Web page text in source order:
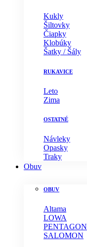
Kukly
Šiltovky
Čiapky
Klobúky
Šatky / Šály
RUKAVICE
Leto
Zima
OSTATNÉ
Návleky
Opasky
Traky
Obuv
OBUV
Altama
LOWA
PENTAGON
SALOMON